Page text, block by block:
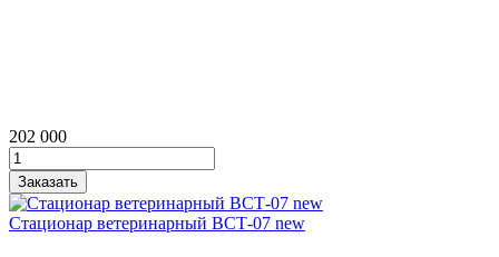
202 000
Стационар ветеринарный ВСТ‑07 new